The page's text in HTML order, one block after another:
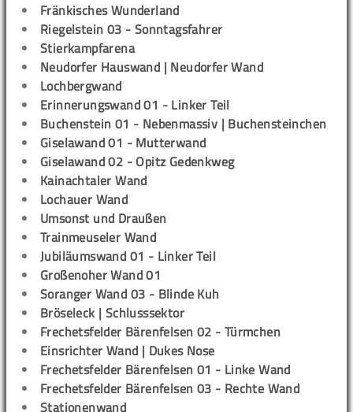
Fränkisches Wunderland
Riegelstein 03 - Sonntagsfahrer
Stierkampfarena
Neudorfer Hauswand | Neudorfer Wand
Lochbergwand
Erinnerungswand 01 - Linker Teil
Buchenstein 01 - Nebenmassiv | Buchensteinchen
Giselawand 01 - Mutterwand
Giselawand 02 - Opitz Gedenkweg
Kainachtaler Wand
Lochauer Wand
Umsonst und Draußen
Trainmeuseler Wand
Jubiläumswand 01 - Linker Teil
Großenoher Wand 01
Soranger Wand 03 - Blinde Kuh
Bröseleck | Schlusssektor
Frechetsfelder Bärenfelsen 02 - Türmchen
Einsrichter Wand | Dukes Nose
Frechetsfelder Bärenfelsen 01 - Linke Wand
Frechetsfelder Bärenfelsen 03 - Rechte Wand
Stationenwand